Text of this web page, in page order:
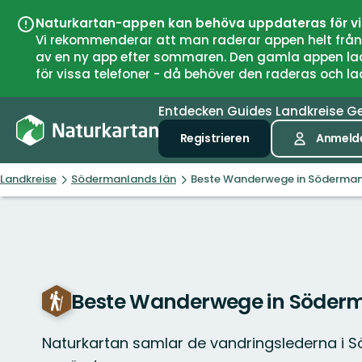
Naturkartan-appen kan behöva uppdateras för
Vi rekommenderar att man raderar appen helt
av en ny app efter sommaren. Den gamla
för vissa telefoner - då behöver den raderas och
Entdecken Guides Landkreise
Registrieren
Landkreise Södermanlands län Beste Wanderwege in
Beste Wanderwege in
Naturkartan samlar de vandringslederna i